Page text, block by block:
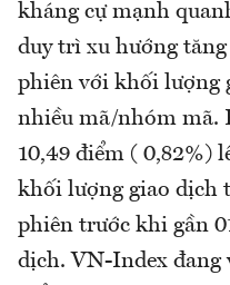
kháng cự mạnh
duy trì xu hướng
phiên với khối lượng
nhiều mã/nhóm mã.
10,49 điểm ( 0,82%)
khối lượng giao dịch
phiên trước khi gần
dịch. VN-Index đang